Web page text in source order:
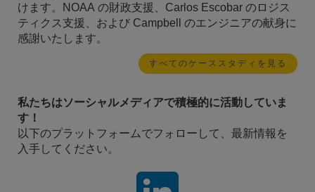
けます。NOAA の財政支援、Carlos Escobar のロジス
ティクス支援、および Campbell のエンジニアの献身に
感謝いたします。
すべてのケーススタディを見る
私たちはソーシャルメディアで積極的に活動していま
す！
以下のプラットフォームでフォローして、最新情報を
入手してください。